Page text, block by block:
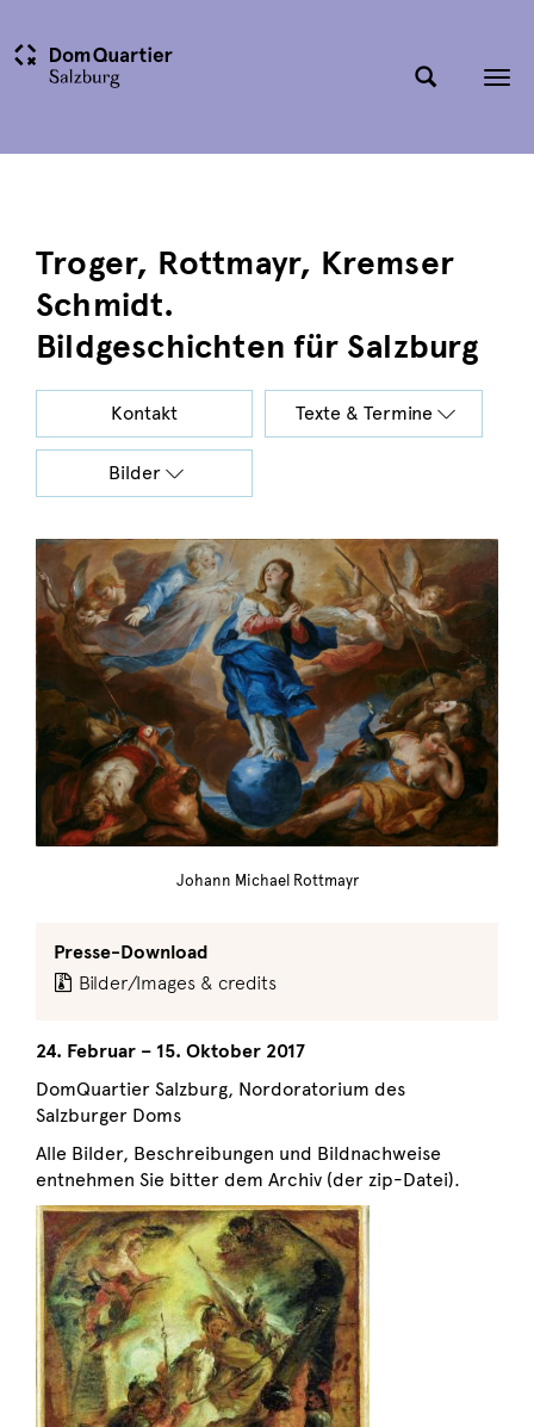
Troger, Rottmayr, Kremser
Schmidt.
Bildgeschichten für Salzburg
Kontakt Texte & Termine
Bilder
Johann Michael Rottmayr
Presse-Download
Bilder/Images & credits
24. Februar – 15. Oktober 2017
DomQuartier Salzburg, Nordoratorium des
Salzburger Doms
Alle Bilder, Beschreibungen und Bildnachweise
entnehmen Sie bitter dem Archiv (der zip-Datei).